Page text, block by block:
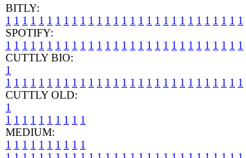
BITLY:
1 1 1 1 1 1 1 1 1 1 1 1 1 1 1 1 1 1 1 1 1 1 1 1 1 1 1 1 1
SPOTIFY:
1 1 1 1 1 1 1 1 1 1 1 1 1 1 1 1 1 1 1 1 1 1 1 1 1 1 1 1 1
CUTTLY BIO:
1
1 1 1 1 1 1 1 1 1 1 1 1 1 1 1 1 1 1 1 1 1 1 1 1 1 1 1 1 1
CUTTLY OLD:
1
1 1 1 1 1 1 1 1 1 1
MEDIUM:
1 1 1 1 1 1 1 1 1 1